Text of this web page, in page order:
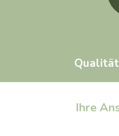
Ihre